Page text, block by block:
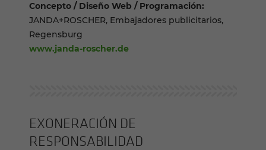
Concepto / Diseño Web / Programación:
JANDA+ROSCHER, Embajadores publicitarios,
Regensburg
www.janda-roscher.de
EXONERACIÓN DE
RESPONSABILIDAD